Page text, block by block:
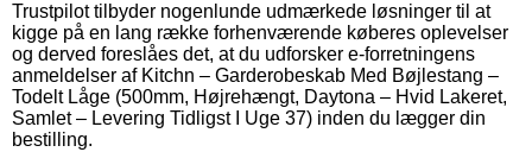
Trustpilot tilbyder nogenlunde udmærkede løsninger til at
kigge på en lang række forhenværende køberes oplevelser
og derved foreslåes det, at du udforsker e-forretningens
anmeldelser af Kitchn – Garderobeskab Med Bøjlestang –
Todelt Låge (500mm, Højrehængt, Daytona – Hvid Lakeret,
Samlet – Levering Tidligst I Uge 37) inden du lægger din
bestilling.